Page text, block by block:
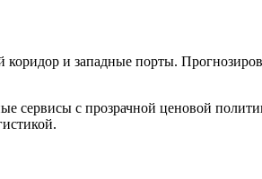
и западные порты.
с прозрачной ценовой